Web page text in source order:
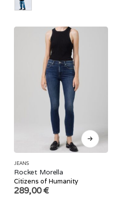
JEANS
Rocket Morella
Citizens of Humanity
289,00€